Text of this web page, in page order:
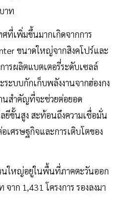
าท
ศที่เพิ่มขึ้นมากเกิดจากการ
ขนาดใหญ่จากสิงคโปร์และ
รผลิตแบตเตอรี่ระดับเซลล์
ะบบกักเก็บพลังงานจากฮ่องกง
นสำคัญที่จะช่วยต่อยอด
ยีขั้นสูง สะท้อนถึงความเชื่อมั่น
เศรษฐกิจและการเติบโตของ
ใหญ่อยู่ในพื้นที่ภาคตะวันออก
าก 1,431 โครงการ รองลงมา